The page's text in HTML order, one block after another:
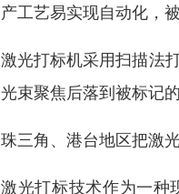
产工艺易实现自动化，
激光打标机采用扫描法
光束聚焦后落到被标记
珠三角、港台地区把激
激光打标技术作为一种